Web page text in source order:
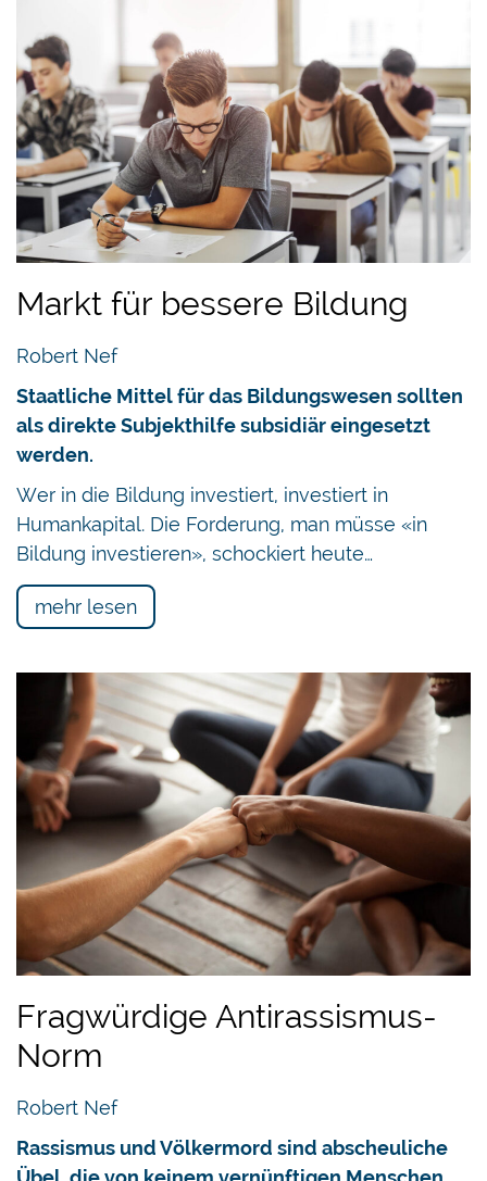
Markt für bessere Bildung
Robert Nef
Staatliche Mittel für das Bildungswesen sollten
als direkte Subjekthilfe subsidiär eingesetzt
werden.
Wer in die Bildung investiert, investiert in
Humankapital. Die Forderung, man müsse «in
Bildung investieren», schockiert heute…
mehr lesen
Fragwürdige Antirassismus-
Norm
Robert Nef
Rassismus und Völkermord sind abscheuliche